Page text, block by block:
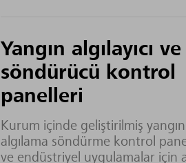
Yangın algılayıcı ve
söndürücü kontrol
panelleri
Kurum içinde geliştirilmiş yangın
algılama söndürme kontrol
ve endüstriyel uygulamalar için